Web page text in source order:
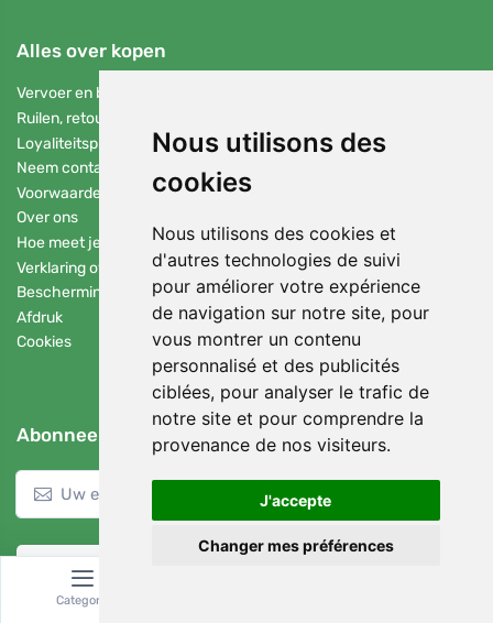
Nous utilisons des
cookies
Nous utilisons des cookies et
d'autres technologies de suivi
pour améliorer votre expérience
de navigation sur notre site, pour
vous montrer un contenu
personnalisé et des publicités
ciblées, pour analyser le trafic de
notre site et pour comprendre la
provenance de nos visiteurs.
J'accepte
Changer mes préférences
Alles over kopen
Vervoer en betaling
Ruilen, retourneren en reclameren
Loyaliteitsprogramma
Neem contact op met
Voorwaarden en Condities
Over ons
Hoe meet je de lengte van de voet
Verklaring over het gebruik van cookies
Bescherming van persoonsgegevens
Afdruk
Cookies
Abonneer u op onze nieuwsbrief
Nederlands / EUR
Categorie